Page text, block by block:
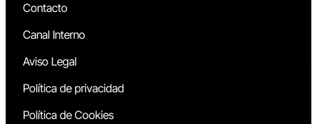
Contacto
Canal Interno
Aviso Legal
Política de privacidad
Política de Cookies